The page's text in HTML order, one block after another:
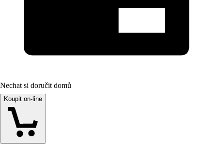
Nechat si doručit domů
Koupit on-line